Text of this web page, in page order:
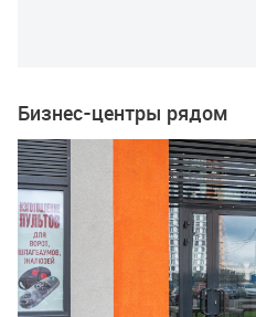
Бизнес-центры рядом